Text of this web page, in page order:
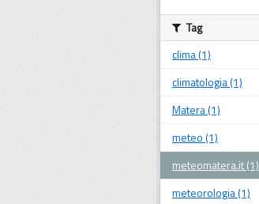
Tag
clima (1)
climatologia (1)
Matera (1)
meteo (1)
meteomatera.it (1)
meteorologia (1)